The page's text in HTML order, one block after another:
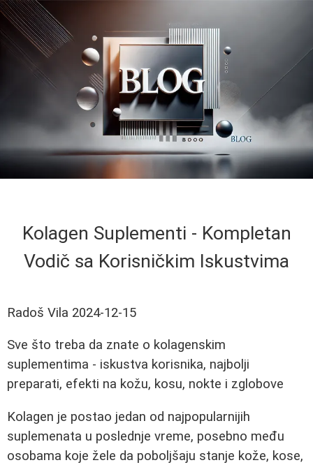
Kolagen Suplementi - Kompletan
Vodič sa Korisničkim Iskustvima
Radoš Vila 2024-12-15
Sve što treba da znate o kolagenskim
suplementima - iskustva korisnika, najbolji
preparati, efekti na kožu, kosu, nokte i zglobove
Kolagen je postao jedan od najpopularnijih
suplemenata u poslednje vreme, posebno među
osobama koje žele da poboljšaju stanje kože, kose,